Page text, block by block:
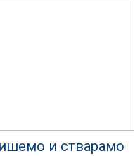
и стварамо